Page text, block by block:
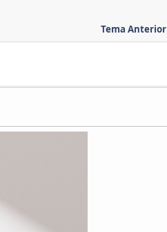
Tema Anterior